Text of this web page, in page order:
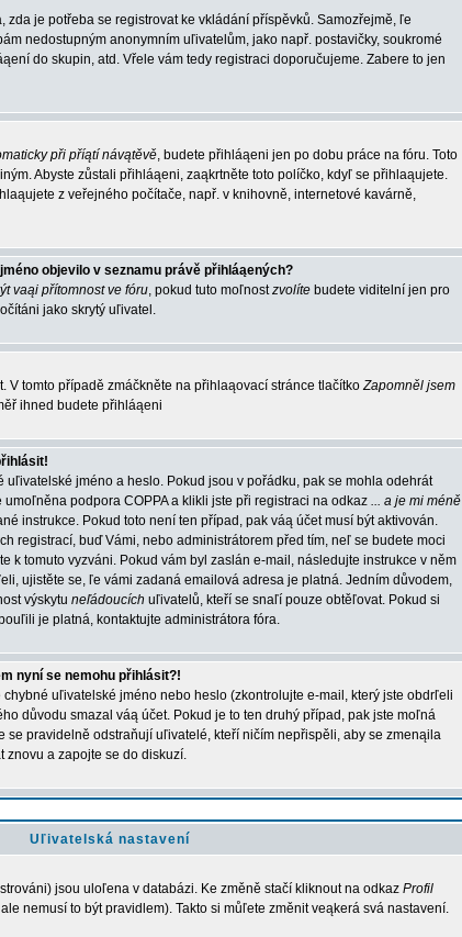
zda je potřeba se registrovat ke vkládání příspěvků. Samozřejmě, ľe
nedostupným anonymním uľivatelům, jako např. postavičky, soukromé
do skupin, atd. Vřele vám tedy registraci doporučujeme. Zabere to jen
při příątí návątěvě, budete přihláąeni jen po dobu práce na fóru. Toto
Abyste zůstali přihláąeni, zaąkrtněte toto políčko, kdyľ se přihlaąujete.
z veřejného počítače, např. v knihovně, internetové kavárně,
objevilo v seznamu právě přihláąených?
vaąi přítomnost ve fóru, pokud tuto moľnostzvolíte budete viditelní jen pro
jako skrytý uľivatel.
V tomto případě zmáčkněte na přihlaąovací stránce tlačítkoZapomněl jsem
ihned budete přihláąeni
uľivatelské jméno a heslo. Pokud jsou v pořádku, pak se mohla odehrát
podpora COPPA a klikli jste při registraci na odkaz ... a je mi méně
instrukce. Pokud toto není ten případ, pak váą účet musí být aktivován.
registrací, buď Vámi, nebo administrátorem před tím, neľ se budete moci
k tomuto vyzváni. Pokud vám byl zaslán e-mail, následujte instrukce v něm
ujistěte se, ľe vámi zadaná emailová adresa je platná. Jedním důvodem,
výskytu neľádoucích uľivatelů, kteří se snaľí pouze obtěľovat. Pokud si
je platná, kontaktujte administrátora fóra.
nyní se nemohu přihlásit?!
uľivatelské jméno nebo heslo (zkontrolujte e-mail, který jste obdrľeli
důvodu smazal váą účet. Pokud je to ten druhý případ, pak jste moľná
pravidelně odstraňují uľivatelé, kteří ničím nepřispěli, aby se zmenąila
znovu a zapojte se do diskuzí.
Uľivatelská nastavení
jsou uloľena v databázi. Ke změně stačí kliknout na odkaz Profil
nemusí to být pravidlem). Takto si můľete změnit veąkerá svá nastavení.